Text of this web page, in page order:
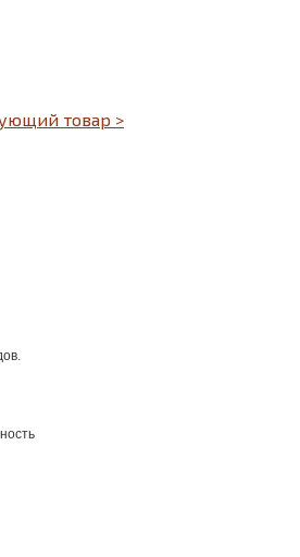
товар >